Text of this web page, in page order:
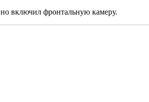
включил фронтальную камеру.